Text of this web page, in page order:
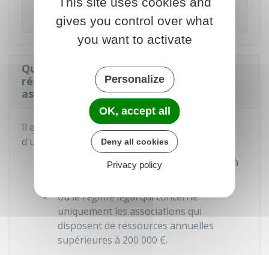
avec le véhicule personnel,...
Quelles sont les conditions de
rémunération du dirigeant d'une
association ?
Il existe 2 modes de rémunération du dirigeant
d'une association :
le régime des¾ du Smic
qui s'applique à
ou lerégime légalqui concerne
uniquement les associations qui
disposent de ressources annuelles
supérieures à 200 000 €.
gives you control over what
you want to activate
Personalize
OK, accept all
Deny all cookies
Privacy policy